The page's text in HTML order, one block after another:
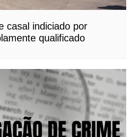
casal indiciado por
qualificado